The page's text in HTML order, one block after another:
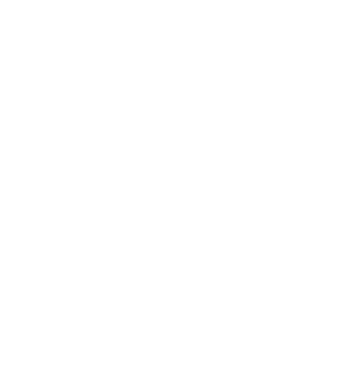
– Mława